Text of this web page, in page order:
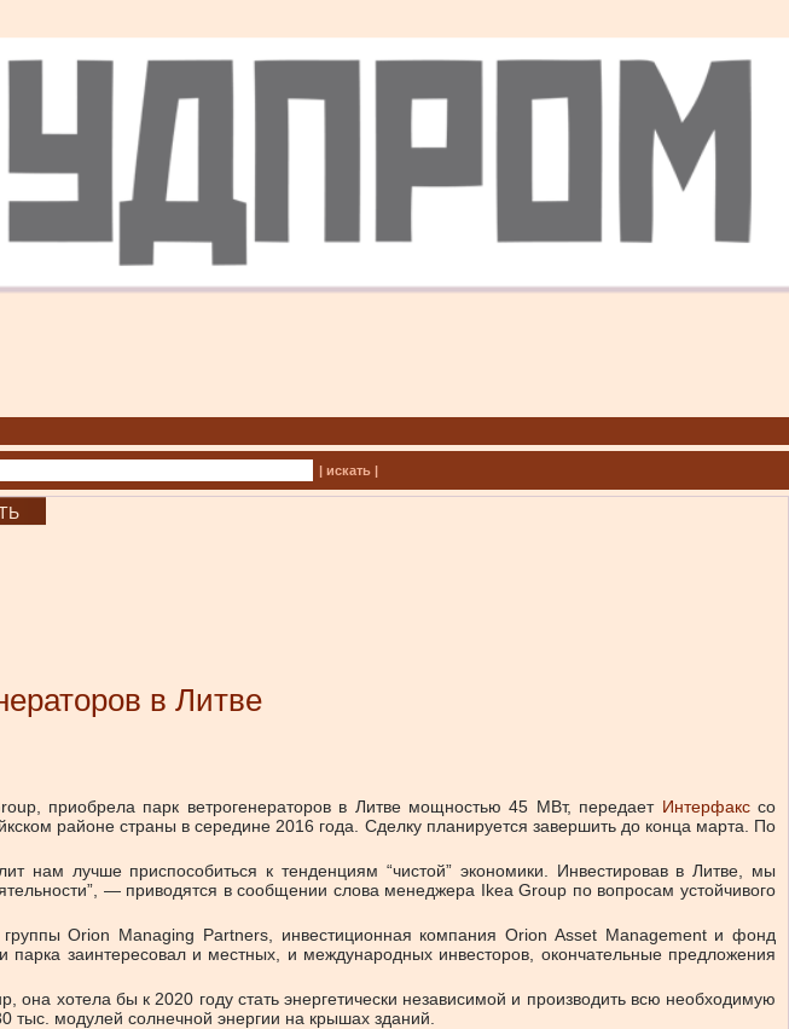
| искать |
в Литве
приобрела парк ветрогенераторов в Литве мощностью 45 МВт, передает Интерфакссо
районе страны в середине 2016 года. Сделку планируется завершить до конца марта. По
нам лучше приспособиться к тенденциям “чистой” экономики. Инвестировав в Литве, мы
— приводятся в сообщении слова менеджера Ikea Group по вопросам устойчивого
Orion Managing Partners, инвестиционная компания Orion Asset Management и фонд
заинтересовал и местных, и международных инвесторов, окончательные предложения
хотела бы к 2020 году стать энергетически независимой и производить всю необходимую
тыс. модулей солнечной энергии на крышах зданий.